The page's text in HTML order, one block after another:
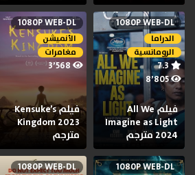
1080P WEB-DL
الدراما
الرومانسية
7.3
8٬805
فيلم All We
Imagine as Light
2024 مترجم
1080P WEB-DL
الأنميشن
مغامرات
3٬568
فيلم Kensuke’s
Kingdom 2023
مترجم
1080P WEB-DL
1080P WEB-DL